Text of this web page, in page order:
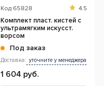
Код 65828 4.5
Комплект пласт. кистей с
ультрамягким искусст.
ворсом
Под заказ
Доставка: уточните у менеджера
1 604 руб.